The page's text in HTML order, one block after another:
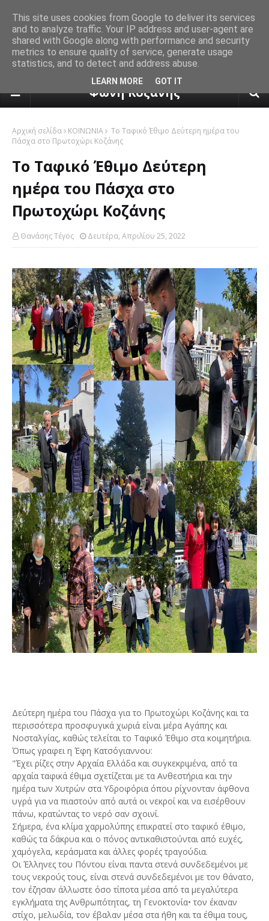
πρόγνωση καιρού από το
Φωνή Κοζάνης
Αρχική σελίδα ΚΟΙΝΩΝΙΑ
Το Ταφικό Έθιμο Δεύτερη ημέρα του
Πάσχα στο Πρωτοχώρι Κοζάνης
Το Ταφικό Έθιμο Δεύτερη
ημέρα του Πάσχα στο
Πρωτοχώρι Κοζάνης
Θανάσης Τέγος Δευτέρα, Απριλίου 25, 2022
Δεύτερη ημέρα του Πάσχα για το Πρωτοχώρι Κοζάνης και τα
περισσότερα προσφυγικά χωριά είναι μέρα Αγάπης και
Νοσταλγίας, καθώς τελείται το Ταφικό Έθιμο στα κοιμητήρια.
Όπως γραφει η Έφη Κατσόγιαννου:
"Έχει ρίζες στην Αρχαία Ελλάδα και συγκεκριμένα, από τα
αρχαία ταφικά έθιμα σχετίζεται με τα Ανθεστήρια και την
ημέρα των Χυτρών στα Υδροφόρια όπου ρίχνονταν άφθονα
υγρά για να πιαστούν από αυτά οι νεκροί και να εισέρθουν
πάνω, κρατώντας το νερό σαν σχοινί.
Σήμερα, ένα κλίμα χαρμολύπης επικρατεί στο ταφικό έθιμο,
καθώς τα δάκρυα και ο πόνος αντικαθιστούνται από ευχές,
χαμόγελα, κεράσματα και άλλες φορές τραγούδια.
Οι Έλληνες του Πόντου είναι παντα στενά συνδεδεμένοι με
τους νεκρούς τους, είναι στενά συνδεδεμένοι με τον θάνατο,
τον έζησαν άλλωστε όσο τίποτα μέσα από τα μεγαλύτερα
εγκλήματα της Ανθρωπότητας, τη Γενοκτονία• τον έκαναν
στίχο, μελωδία, τον έβαλαν μέσα στα ήθη και τα έθιμα τους,
This site uses cookies from Google to deliver its services
and to analyze traffic. Your IP address and user-agent are
shared with Google along with performance and security
metrics to ensure quality of service, generate usage
statistics, and to detect and address abuse.
LEARN MORE GOT IT